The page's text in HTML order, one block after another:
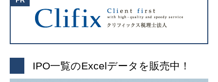
IPO一覧のExcelデータを販売中！